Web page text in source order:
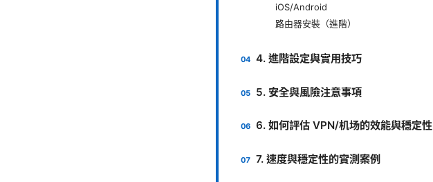
iOS/Android
路由器安裝（進階）
4. 進階設定與實用技巧
5. 安全與風險注意事項
6. 如何評估 VPN/机场的效能與穩定性
7. 速度與穩定性的實測案例